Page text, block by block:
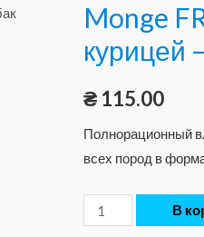
Monge
курицей
₴ 115.00
Полнорационный
всех пород в
В